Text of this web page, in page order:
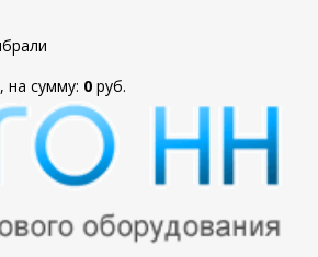
на сумму: 0 руб.